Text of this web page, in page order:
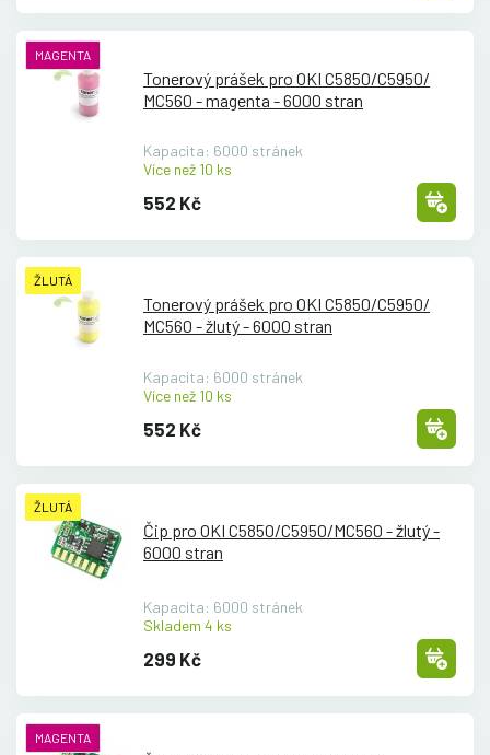
MAGENTA
Tonerový prášek pro OKI C5850/C5950/
MC560 - magenta - 6000 stran
Kapacita: 6000 stránek
Více než 10 ks
552 Kč
ŽLUTÁ
Tonerový prášek pro OKI C5850/C5950/
MC560 - žlutý - 6000 stran
Kapacita: 6000 stránek
Více než 10 ks
552 Kč
ŽLUTÁ
Čip pro OKI C5850/C5950/MC560 - žlutý -
6000 stran
Kapacita: 6000 stránek
Skladem 4 ks
299 Kč
MAGENTA